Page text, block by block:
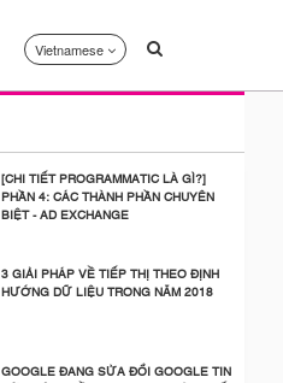
Vietnamese
[CHI TIẾT PROGRAMMATIC LÀ GÌ?]
PHẦN 4: CÁC THÀNH PHẦN CHUYÊN
BIỆT - AD EXCHANGE
3 GIẢI PHÁP VỀ TIẾP THỊ THEO ĐỊNH
HƯỚNG DỮ LIỆU TRONG NĂM 2018
GOOGLE ĐANG SỬA ĐỔI GOOGLE TIN